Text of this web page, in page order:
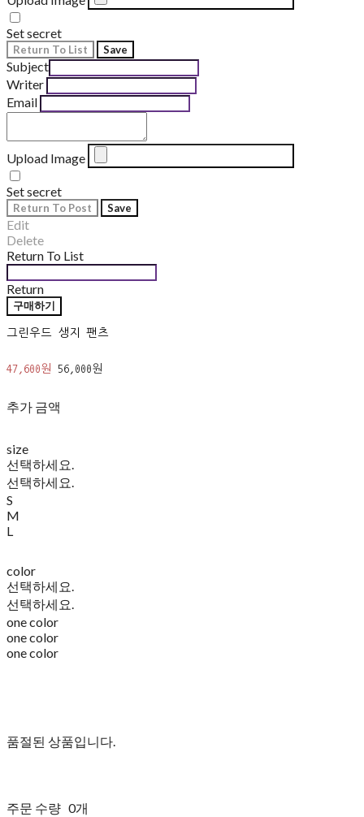
Set secret
Return To List Save
Subject
Writer
Email
Upload Image
Set secret
Return To Post Save
Edit
Delete
Return To List
Return
구매하기
그린우드 생지 팬츠
47,600원 56,000원
추가 금액
size
선택하세요.
선택하세요.
S
M
L
color
선택하세요.
선택하세요.
one color
one color
one color
품절된 상품입니다.
주문 수량 0개